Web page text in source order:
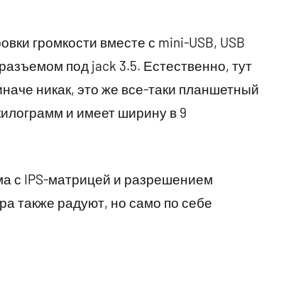
громкости вместе с mini-USB, USB
под jack 3.5. Естественно, тут
никак, это же все-таки планшетный
и имеет ширину в 9
с IPS-матрицей и разрешением
также радуют, но само по себе